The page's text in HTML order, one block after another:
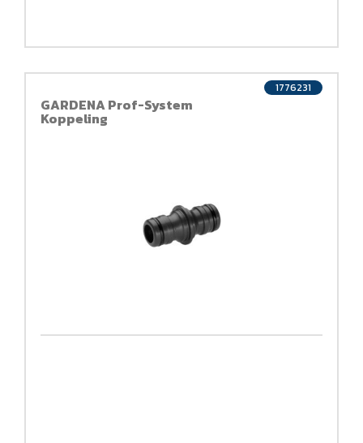
GARDENA Prof-System
Koppeling
1776231